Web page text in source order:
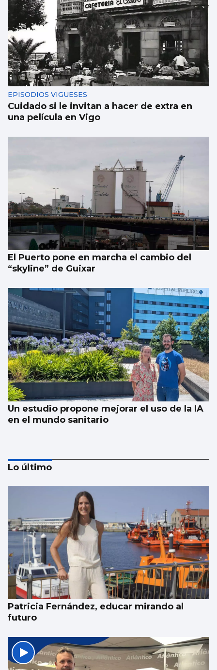
EPISODIOS VIGUESES
Cuidado si le invitan a hacer de extra en
una película en Vigo
El Puerto pone en marcha el cambio del
“skyline” de Guixar
Un estudio propone mejorar el uso de la IA
en el mundo sanitario
ESCAPARATE
Famosos veraneando en las Rías Baixas y
cantantes volcados con sus fans en Vigo
Lo último
Patricia Fernández, educar mirando al
futuro